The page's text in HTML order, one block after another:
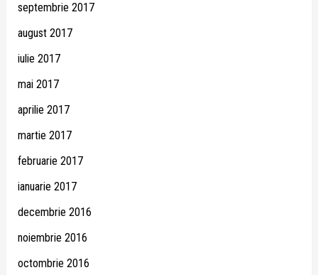
septembrie 2017
august 2017
iulie 2017
mai 2017
aprilie 2017
martie 2017
februarie 2017
ianuarie 2017
decembrie 2016
noiembrie 2016
octombrie 2016